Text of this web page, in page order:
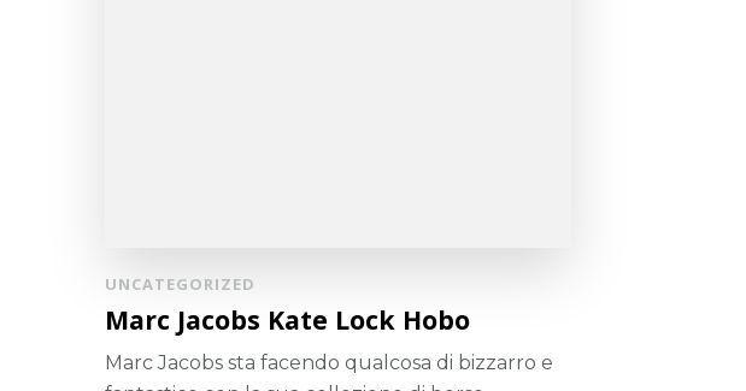
UNCATEGORIZED
Marc Jacobs Kate Lock Hobo
Marc Jacobs sta facendo qualcosa di bizzarro e